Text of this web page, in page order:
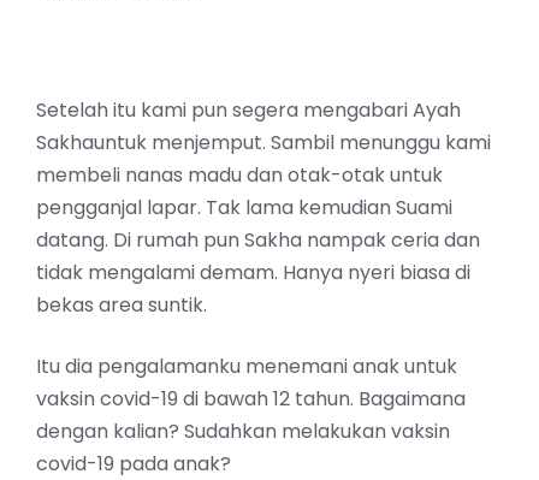
Setelah itu kami pun segera mengabari Ayah
Sakhauntuk menjemput. Sambil menunggu kami
membeli nanas madu dan otak-otak untuk
pengganjal lapar. Tak lama kemudian Suami
datang. Di rumah pun Sakha nampak ceria dan
tidak mengalami demam. Hanya nyeri biasa di
bekas area suntik.
Itu dia pengalamanku menemani anak untuk
vaksin covid-19 di bawah 12 tahun. Bagaimana
dengan kalian? Sudahkan melakukan vaksin
covid-19 pada anak?